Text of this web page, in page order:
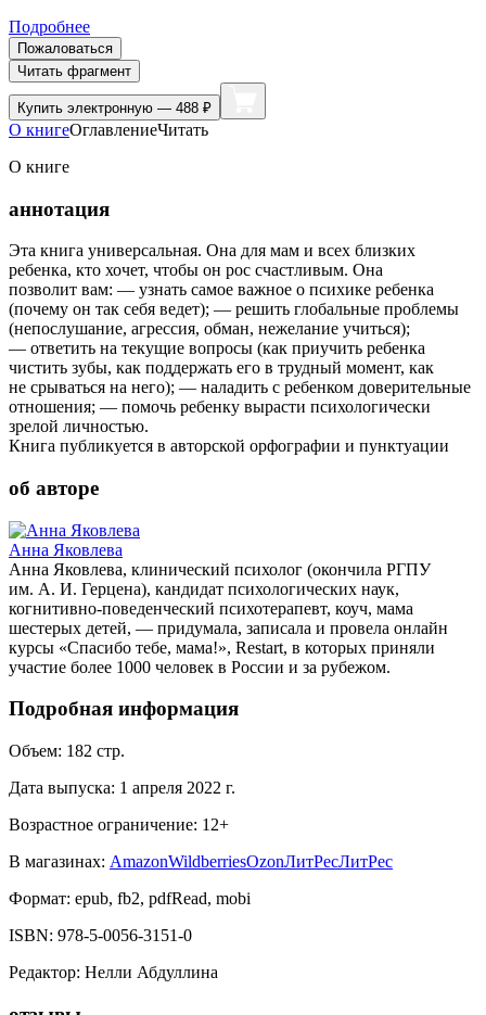
Подробнее
Пожаловаться
Читать фрагмент
Купить электронную — 488 ₽
О книгеОглавлениеЧитать
О книге
аннотация
Эта книга универсальная. Она для мам и всех близких
ребенка, кто хочет, чтобы он рос счастливым. Она
позволит вам: — узнать самое важное о психике ребенка
(почему он так себя ведет); — решить глобальные проблемы
(непослушание, агрессия, обман, нежелание учиться);
— ответить на текущие вопросы (как приучить ребенка
чистить зубы, как поддержать его в трудный момент, как
не срываться на него); — наладить с ребенком доверительные
отношения; — помочь ребенку вырасти психологически
зрелой личностью.
Книга публикуется в авторской орфографии и пунктуации
об авторе
Анна Яковлева
Анна Яковлева, клинический психолог (окончила РГПУ
им. А. И. Герцена), кандидат психологических наук,
когнитивно-поведенческий психотерапевт, коуч, мама
шестерых детей, — придумала, записала и провела онлайн
курсы «Спасибо тебе, мама!», Restart, в которых приняли
участие более 1000 человек в России и за рубежом.
Подробная информация
Объем: 182 стр.
Дата выпуска: 1 апреля 2022 г.
Возрастное ограничение: 12+
В магазинах: AmazonWildberriesOzonЛитРесЛитРес
Формат: epub, fb2, pdfRead, mobi
ISBN: 978-5-0056-3151-0
Редактор: Нелли Абдуллина